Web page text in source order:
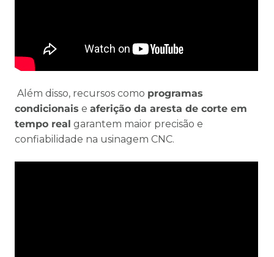
Além disso, recursos como programas
condicionais e aferição da aresta de corte em
tempo real garantem maior precisão e
confiabilidade na usinagem CNC.